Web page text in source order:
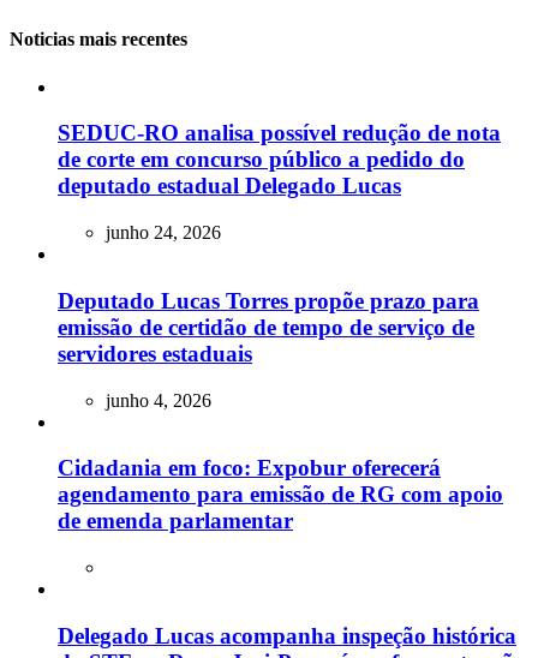
Noticias mais recentes
SEDUC-RO analisa possível redução de nota
de corte em concurso público a pedido do
deputado estadual Delegado Lucas
junho 24, 2026
Deputado Lucas Torres propõe prazo para
emissão de certidão de tempo de serviço de
servidores estaduais
junho 4, 2026
Cidadania em foco: Expobur oferecerá
agendamento para emissão de RG com apoio
de emenda parlamentar
Delegado Lucas acompanha inspeção histórica